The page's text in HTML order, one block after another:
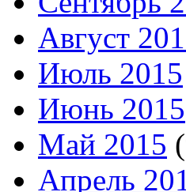
Август
Июль 2015
Июнь 2015
Май 2015
Апрель